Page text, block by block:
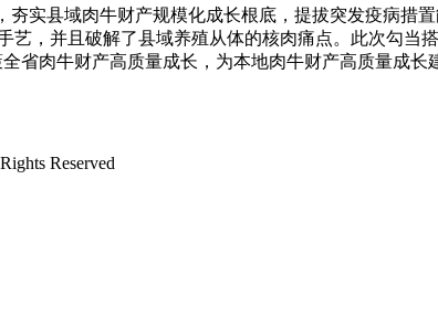
实县域肉牛财产规模化成长根底，提拔突发疫病措
，并且破解了县域养殖从体的核肉痛点。此次勾当
省肉牛财产高质量成长，为本地肉牛财产高质量成
Reserved